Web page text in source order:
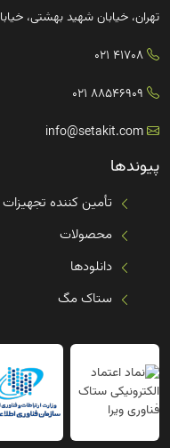
تهران، خیابان شهید بهشتی، خیابان
41708 021
88546909 021
info@setakit.com
پیوندها
تأمین کننده
محصولات
دانلودها
ستاک مگ